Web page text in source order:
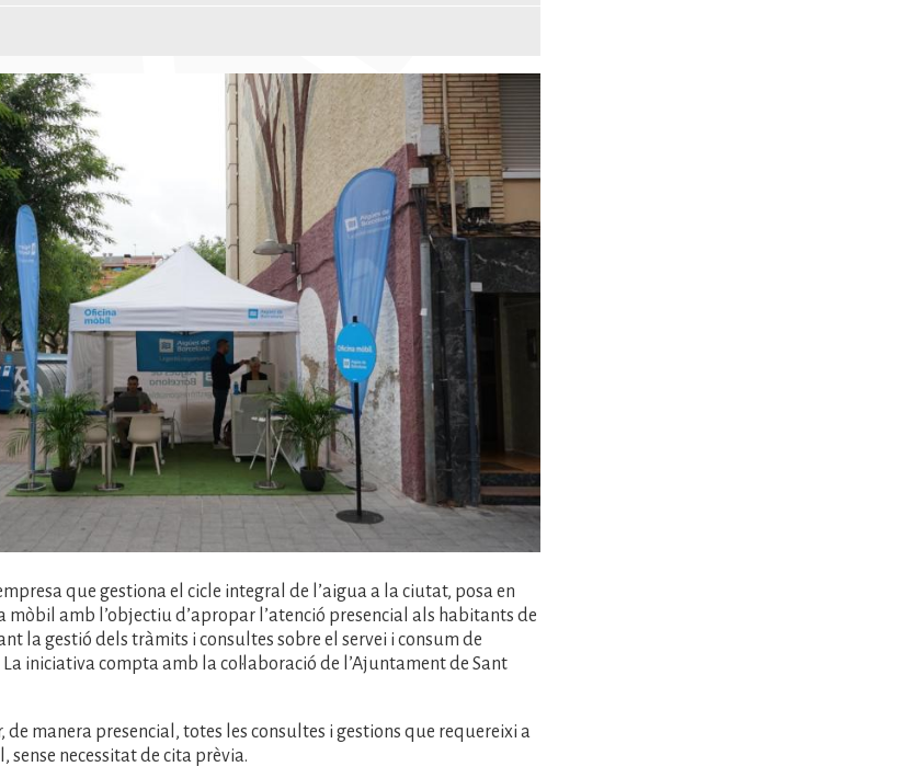
que gestiona el cicle integral de l’aigua a la ciutat, posa en
mòbil amb l’objectiu d’apropar l’atenció presencial als habitants de
la gestió dels tràmits i consultes sobre el servei i consum de
La iniciativa compta amb la col·laboració de l’Ajuntament de Sant
de manera presencial, totes les consultes i gestions que requereixi a
sense necessitat de cita prèvia.